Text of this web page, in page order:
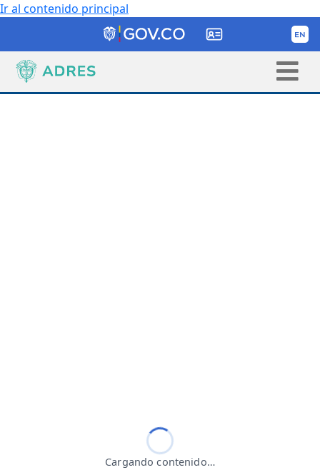
Ir al contenido principal
Cargando contenido…